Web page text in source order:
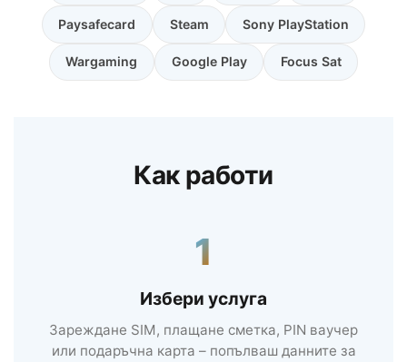
Paysafecard Steam Sony PlayStation
Wargaming Google Play Focus Sat
Как работи
1
Избери услуга
Зареждане SIM, плащане сметка, PIN ваучер
или подаръчна карта – попълваш данните за